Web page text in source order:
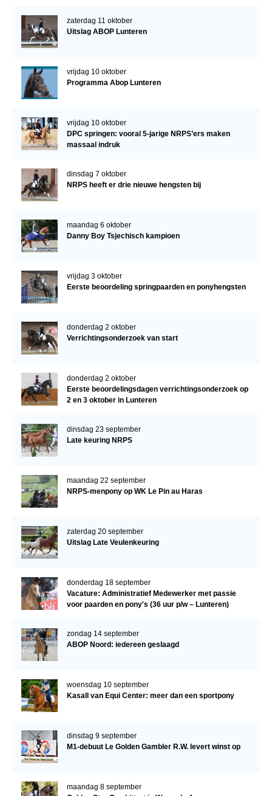
zaterdag 11 oktober
Uitslag ABOP Lunteren
vrijdag 10 oktober
Programma Abop Lunteren
vrijdag 10 oktober
DPC springen: vooral 5-jarige NRPS’ers maken
massaal indruk
dinsdag 7 oktober
NRPS heeft er drie nieuwe hengsten bij
maandag 6 oktober
Danny Boy Tsjechisch kampioen
vrijdag 3 oktober
Eerste beoordeling springpaarden en ponyhengsten
donderdag 2 oktober
Verrichtingsonderzoek van start
donderdag 2 oktober
Eerste beoordelingsdagen verrichtingsonderzoek op
2 en 3 oktober in Lunteren
dinsdag 23 september
Late keuring NRPS
maandag 22 september
NRPS-menpony op WK Le Pin au Haras
zaterdag 20 september
Uitslag Late Veulenkeuring
donderdag 18 september
Vacature: Administratief Medewerker met passie
voor paarden en pony's (36 uur p/w – Lunteren)
zondag 14 september
ABOP Noord: iedereen geslaagd
woensdag 10 september
Kasall van Equi Center: meer dan een sportpony
dinsdag 9 september
M1-debuut Le Golden Gambler R.W. levert winst op
maandag 8 september